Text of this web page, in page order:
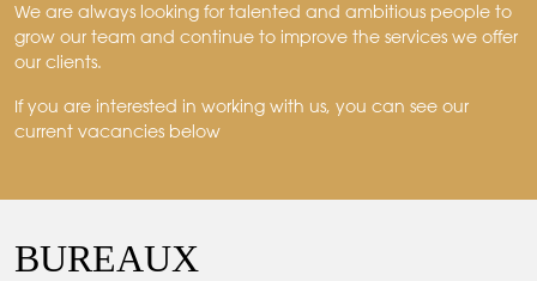
We are always looking for talented and ambitious people to
grow our team and continue to improve the services we offer
our clients.
If you are interested in working with us, you can see our
current vacancies below
BUREAUX